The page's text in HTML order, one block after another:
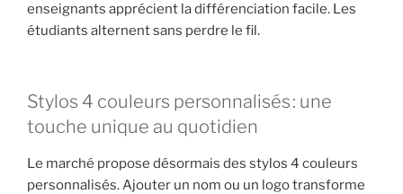
enseignants apprécient la différenciation facile. Les
étudiants alternent sans perdre le fil.
Stylos 4 couleurs personnalisés : une
touche unique au quotidien
Le marché propose désormais des stylos 4 couleurs
personnalisés. Ajouter un nom ou un logo transforme